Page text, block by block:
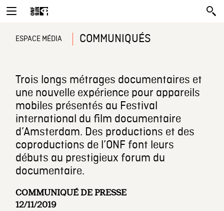
ESPACE MÉDIA COMMUNIQUÉS
Trois longs métrages documentaires et
une nouvelle expérience pour appareils
mobiles présentés au Festival
international du film documentaire
d’Amsterdam. Des productions et des
coproductions de l’ONF font leurs
débuts au prestigieux forum du
documentaire.
COMMUNIQUÉ DE PRESSE
12/11/2019